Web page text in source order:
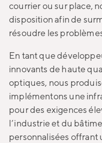
courrier ou sur place,
disposition afin de
résoudre les
En tant que
innovants de haute
optiques, nous
implémentons une
pour des exigences
l’industrie et du
personnalisées offrant